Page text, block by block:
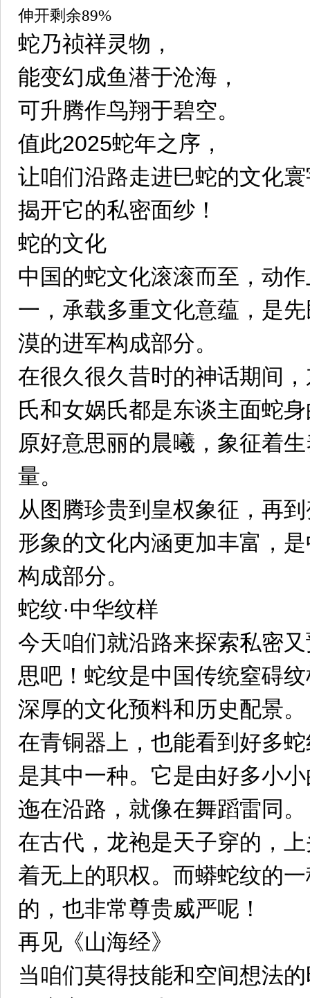
伸开剩余89%
蛇乃祯祥灵物，
能变幻成鱼潜于沧海，
可升腾作鸟翔于碧空。
值此2025蛇年之序，
让咱们沿路走进巳蛇的文化
揭开它的私密面纱！
蛇的文化
中国的蛇文化滚滚而至，动
一，承载多重文化意蕴，是
漠的进军构成部分。
在很久很久昔时的神话期间
氏和女娲氏都是东谈主面蛇
原好意思丽的晨曦，象征着
量。
从图腾珍贵到皇权象征，再
形象的文化内涵更加丰富，
构成部分。
蛇纹·中华纹样
今天咱们就沿路来探索私密
思吧！蛇纹是中国传统窒碍
深厚的文化预料和历史配景。
在青铜器上，也能看到好多
是其中一种。它是由好多小
迤在沿路，就像在舞蹈雷同。
在古代，龙袍是天子穿的，
着无上的职权。而蟒蛇纹的
的，也非常尊贵威严呢！
再见《山海经》
当咱们莫得技能和空间想法